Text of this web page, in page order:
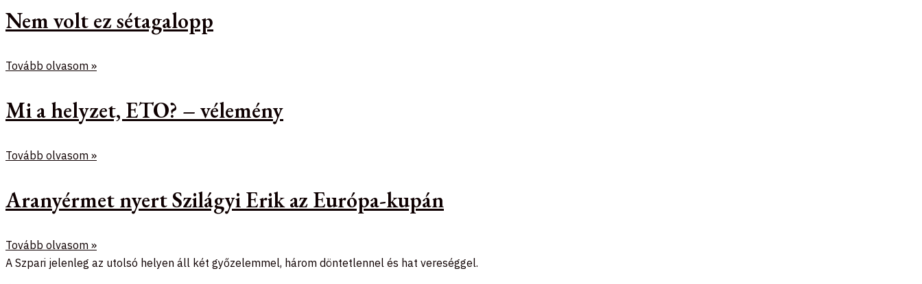
Nem volt ez sétagalopp
Tovább olvasom »
Mi a helyzet, ETO? – vélemény
Tovább olvasom »
Aranyérmet nyert Szilágyi Erik az Európa-kupán
Tovább olvasom »
A Szpari jelenleg az utolsó helyen áll két győzelemmel, három döntetlennel és hat vereséggel.